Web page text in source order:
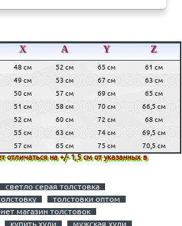
X A Y Z
48 см 52 см 65 см
61 см
49 см 53 см 67 см
63 см
50 см 57 см 69 см
65 см
51 см 58 см 70 см
66,5 см
52 см 60 см 72 см
68 см
55 см 63 см 74 см
69,5 см
57 см 65 см 75 см 70,5 см
на +/- 1,5 см от указанных в
светло серая толстовка
толстовки оптом
магазин толстовок
купить худи мужская худи